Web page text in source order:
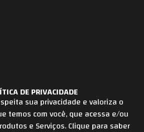
DE PRIVACIDADE
sua privacidade e valoriza o
temos com você, que acessa e/ou
e Serviços. Clique para saber